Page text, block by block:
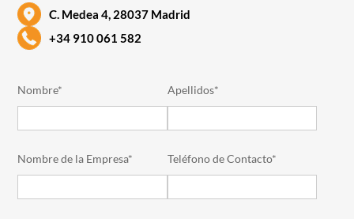
C. Medea 4, 28037 Madrid
+34 910 061 582
Nombre* Apellidos*
Nombre de la Empresa* Teléfono de Contacto*